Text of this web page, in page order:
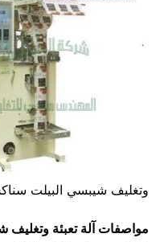
وتغليف شيبسي البيلت
مواصفات آلة تعبئة